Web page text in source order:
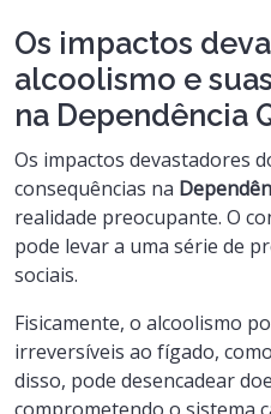
Os impactos
alcoolismo e
na Dependência
Os impactos devastadores
consequências na
realidade preocupante. O
pode levar a uma série de
sociais.
Fisicamente, o alcoolismo
irreversíveis ao fígado,
disso, pode desencadear